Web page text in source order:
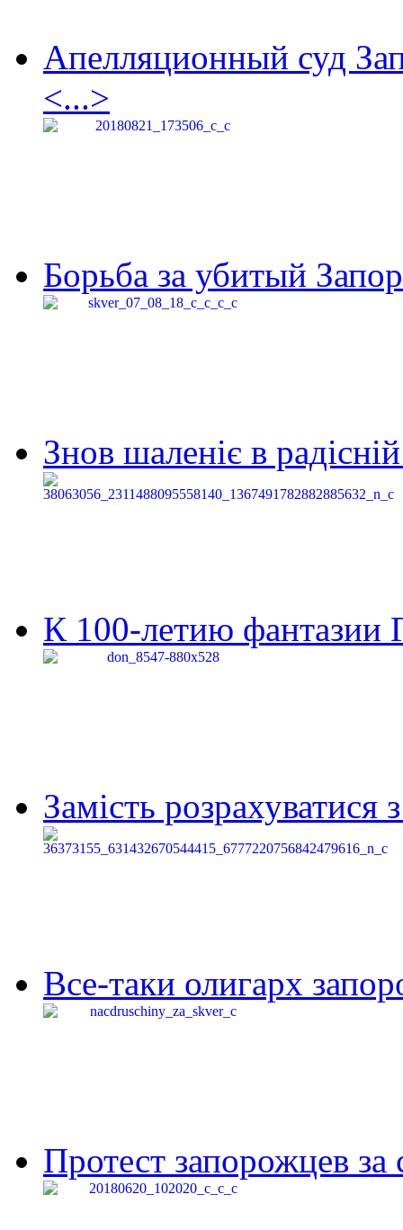
Апелляционный суд
<...>
Борьба за убитый
Знов шаленіє в
К 100-летию фантазии
Замість
Все-таки олигарх
Протест запорожцев за